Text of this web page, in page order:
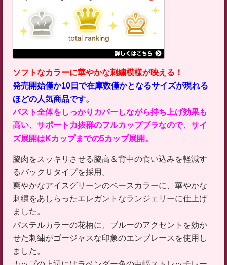
ソフトなカラーに華やかな刺繍模様が映える！
発売開始僅か10日で在庫数僅かとなるサイズが現れる
ほどの人気商品です。
バスト全体をしっかりカバーしながら持ち上げ効果も
高い、サポート力抜群のフルカップブラなので、サイ
ズ展開はKカップまでの5カップ展開。
脇肉をスッキリさせる脇高＆背中の食い込みを軽減す
るバックＵタイプを採用。
爽やかなアイスグリーンのベースカラーに、華やかな
刺繍をあしらったエレガントなランジェリーに仕上げ
ました。
パステルカラーの花柄に、ブルーのアクセントを効か
せた刺繍がゴージャスな印象のエンブレースを使用し
ました。